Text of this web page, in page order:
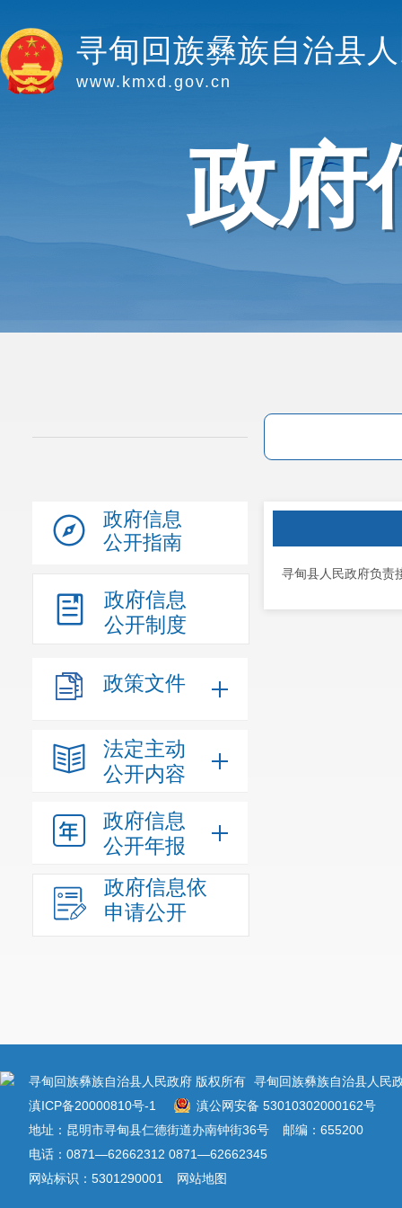
寻甸回族彝族自治县
www.kmxd.gov.cn
政府
政府信息
公开指南
政府信息
公开制度
政策文件
法定主动
公开内容
政府信息
公开年报
政府信息依
申请公开
寻甸县人民政府负责
寻甸回族彝族自治县人民政府 版权所有 寻甸回族彝族自治县人民
滇ICP备20000810号-1
滇公网安备 53010302000162号
地址：昆明市寻甸县仁德街道办南钟街36号
邮编：655200
电话：0871—62662312 0871—62662345
网站标识：5301290001
网站地图